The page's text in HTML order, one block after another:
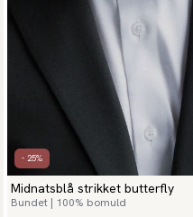
- 25%
Midnatsblå strikket butterfly
Bundet | 100% bomuld